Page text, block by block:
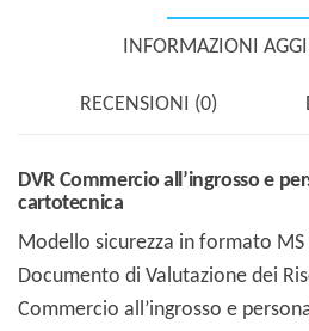
INFORMAZIONI
RECENSIONI (0)
DVR Commercio all’ingrosso e
cartotecnica
Modello sicurezza in formato
Documento di Valutazione dei
Commercio all’ingrosso e